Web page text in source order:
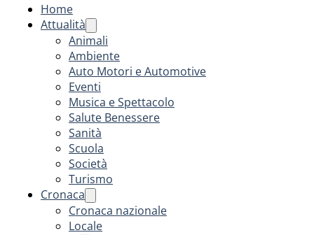
Home
Attualità
Animali
Ambiente
Auto Motori e Automotive
Eventi
Musica e Spettacolo
Salute Benessere
Sanità
Scuola
Società
Turismo
Cronaca
Cronaca nazionale
Locale